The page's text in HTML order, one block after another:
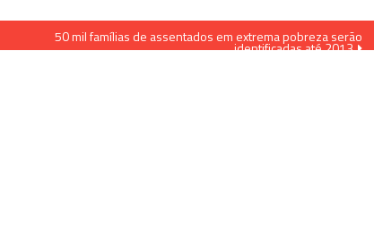
50 mil famílias de assentados em extrema pobreza serão
identificadas até 2013